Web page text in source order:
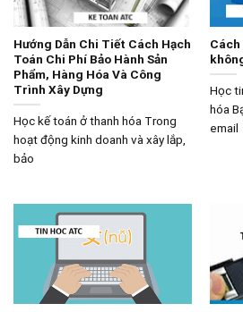
Hướng Dẫn Chi Tiết Cách Hạch
Toán Chi Phí Bảo Hành Sản
Phẩm, Hàng Hóa Và Công
Trình Xây Dựng
Học kế toán ở thanh hóa Trong
hoạt động kinh doanh và xây lắp,
bảo
Học
hóa
email